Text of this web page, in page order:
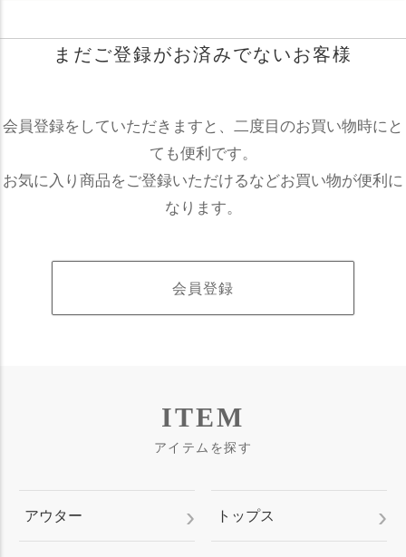
まだご登録がお済みでないお客様
会員登録をしていただきますと、二度目のお買い物時にと
ても便利です。
お気に入り商品をご登録いただけるなどお買い物が便利に
なります。
会員登録
ITEM
アイテムを探す
アウター トップス